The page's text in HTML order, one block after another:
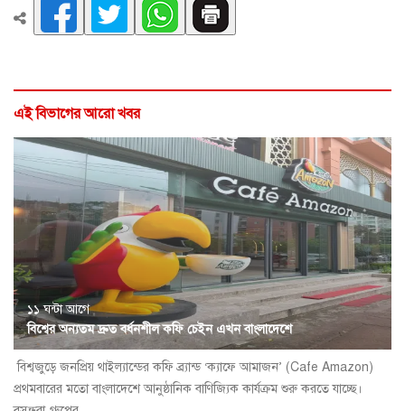
এই বিভাগের আরো খবর
১১ ঘন্টা আগে
বিশ্বের অন্যতম দ্রুত বর্ধনশীল কফি চেইন এখন বাংলাদেশে
বিশ্বজুড়ে জনপ্রিয় থাইল্যান্ডের কফি ব্র্যান্ড ‘ক্যাফে আমাজন’ (Cafe Amazon)
প্রথমবারের মতো বাংলাদেশে আনুষ্ঠানিক বাণিজ্যিক কার্যক্রম শুরু করতে যাচ্ছে।